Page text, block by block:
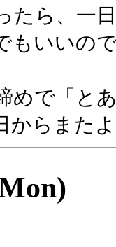
たら、一
もいいの
めで「と
からまた